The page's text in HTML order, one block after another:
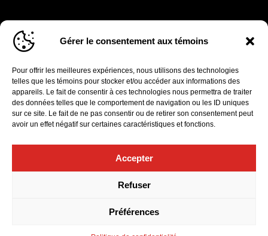
Gérer le consentement aux témoins
Pour offrir les meilleures expériences, nous utilisons des technologies
telles que les témoins pour stocker et/ou accéder aux informations des
appareils. Le fait de consentir à ces technologies nous permettra de traiter
des données telles que le comportement de navigation ou les ID uniques
sur ce site. Le fait de ne pas consentir ou de retirer son consentement peut
avoir un effet négatif sur certaines caractéristiques et fonctions.
Accepter
Refuser
Préférences
INSCRIVEZ-VOUS À NOTRE
INFOLETTRE
Cliquez pour accepter les cookies marketing
et activer ce formulaire d’inscription à
l'infolettre
Gérer le consentement aux témoins
© 2026 Orchestre Symphonique de Québec. Tous droits